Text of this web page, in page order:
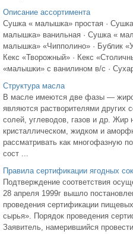
Описание ассортимента
Сушка « малышка» простая ·
малышка» ванильная · Сушка «
малышка» «Чипполино» · Бублик
Кекс «Творожный» · Кекс
«малышки» с ванилином в/с ·
Структура масла
В масле имеются две фазы —
являются растворителями других
солей, углеводов, газов и др. Жир
кристаллическом, жидком и
рассматривать как многофазную
сост ...
Правила сертификации ягодных
Подтверждение соответствия
28 апреля 1999г вышло
проведения сертификации
сырья». Порядок проведения
Заявитель, намерившийся